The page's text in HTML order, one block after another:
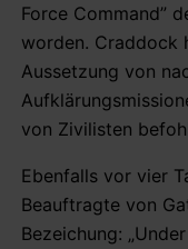
Force Command”
worden. Craddock
Aussetzung von
von Zivilisten
Ebenfalls vor vier
Beauftragte von
Bezeichung: